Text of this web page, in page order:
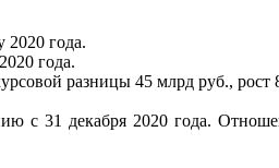
2020 года.
года.
разницы 45 млрд руб., рост
с 31 декабря 2020 года.